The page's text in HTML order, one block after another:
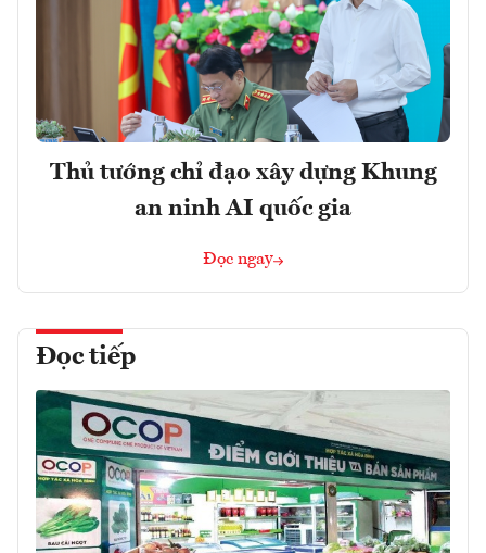
Thủ tướng chỉ đạo xây dựng Khung
an ninh AI quốc gia
Đọc ngay
Đọc tiếp